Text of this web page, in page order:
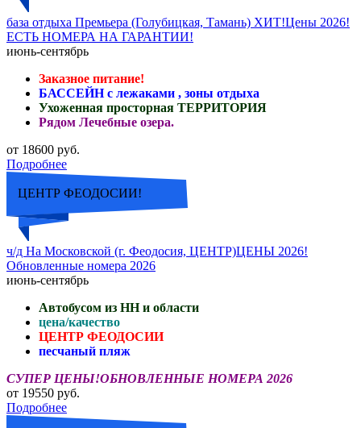
база отдыха Премьера (Голубицкая, Тамань) ХИТ!Цены 2026!
ЕСТЬ НОМЕРА НА ГАРАНТИИ!
июнь-сентябрь
Заказное питание!
БАССЕЙН с лежаками , зоны отдыха
Ухоженная просторная ТЕРРИТОРИЯ
Рядом Лечебные озера.
от 18600 руб.
Подробнее
ЦЕНТР ФЕОДОСИИ!
ч/д На Московской (г. Феодосия, ЦЕНТР)ЦЕНЫ 2026!
Обновленные номера 2026
июнь-сентябрь
Автобусом из НН и области
цена/качество
ЦЕНТР ФЕОДОСИИ
песчаный пляж
СУПЕР ЦЕНЫ!ОБНОВЛЕННЫЕ НОМЕРА 2026
от 19550 руб.
Подробнее